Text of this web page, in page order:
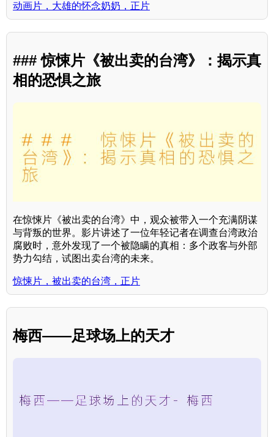
动画片，大雄的怀念奶奶，正片
### 惊悚片《被出卖的台湾》：揭示真
相的恐惧之旅
在惊悚片《被出卖的台湾》中，观众被带入一个充满阴谋
与背叛的世界。影片讲述了一位年轻记者在调查台湾政治
腐败时，意外发现了一个被隐瞒的真相：多个政客与外部
势力勾结，试图出卖台湾的未来。
惊悚片，被出卖的台湾，正片
梅西——足球场上的天才